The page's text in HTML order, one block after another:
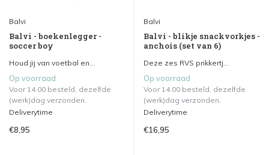
Balvi
Balvi - boekenlegger -
soccer boy
Houd jij van voetbal en...
Op voorraad
Voor 14.00 besteld, dezelfde
(werk)dag verzonden.
Deliverytime
€8,95
Balvi
Balvi - blikje snackvorkjes -
anchois (set van 6)
Deze zes RVS prikkertj...
Op voorraad
Voor 14.00 besteld, dezelfde
(werk)dag verzonden.
Deliverytime
€16,95